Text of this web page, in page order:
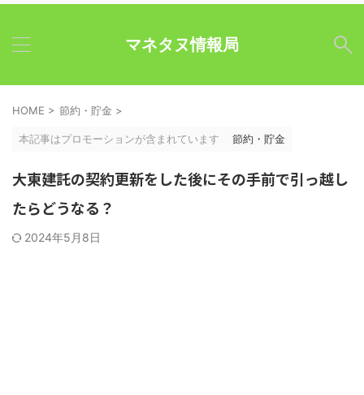
マネタヌ情報局
HOME > 節約・貯金 >
本記事はプロモーションが含まれています 節約・貯金
大東建託の契約更新をした後にその手前で引っ越し
たらどうなる？
2024年5月8日